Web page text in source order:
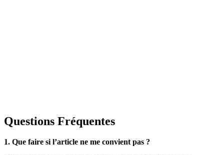
Questions Fréquentes
1. Que faire si l’article ne me convient pas ?